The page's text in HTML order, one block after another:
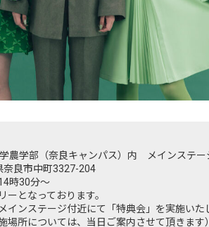
農学部（奈良キャンパス）内 メインステー
奈良市中町3327-204
時30分～
となっております。
インステージ付近にて「特典会」を実施いた
所については、当日ご案内させて頂きます）